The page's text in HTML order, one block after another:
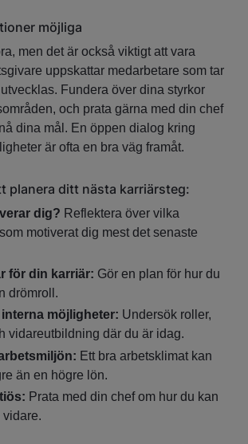
möjliga
men det är också viktigt att vara
uppskattar medarbetare som tar
Fundera över dina styrkor
och prata gärna med din chef
dina mål. En öppen dialog kring
är ofta en bra väg framåt.
planera ditt nästa karriärsteg:
dig? Reflektera över vilka
motiverat dig mest det senaste
för din karriär: Gör en plan för hur du
drömroll.
möjligheter: Undersök roller,
vidareutbildning där du är idag.
Ett bra arbetsklimat kan
än en högre lön.
Prata med din chef om hur du kan
vidare.